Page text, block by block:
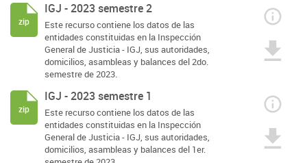
IGJ - 2023 semestre 2
Este recurso contiene los datos de las
entidades constituidas en la Inspección
General de Justicia - IGJ, sus autoridades,
domicilios, asambleas y balances del 2do.
semestre de 2023.
zip
IGJ - 2023 semestre 1
Este recurso contiene los datos de las
entidades constituidas en la Inspección
General de Justicia - IGJ, sus autoridades,
domicilios, asambleas y balances del 1er.
zip